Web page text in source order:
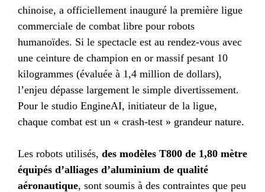
chinoise, a officiellement inauguré la première ligue
commerciale de combat libre pour robots
humanoïdes. Si le spectacle est au rendez-vous avec
une ceinture de champion en or massif pesant 10
kilogrammes (évaluée à 1,4 million de dollars),
l’enjeu dépasse largement le simple divertissement.
Pour le studio EngineAI, initiateur de la ligue,
chaque combat est un « crash-test » grandeur nature.
Les robots utilisés, des modèles T800 de 1,80 mètre
équipés d’alliages d’aluminium de qualité
aéronautique, sont soumis à des contraintes que peu